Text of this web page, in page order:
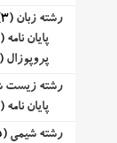
رشته زبان (3)
پایان نامه (2)
پروپوزال (1)
رشته زیست
پایان نامه (3)
رشته شیمی (5)